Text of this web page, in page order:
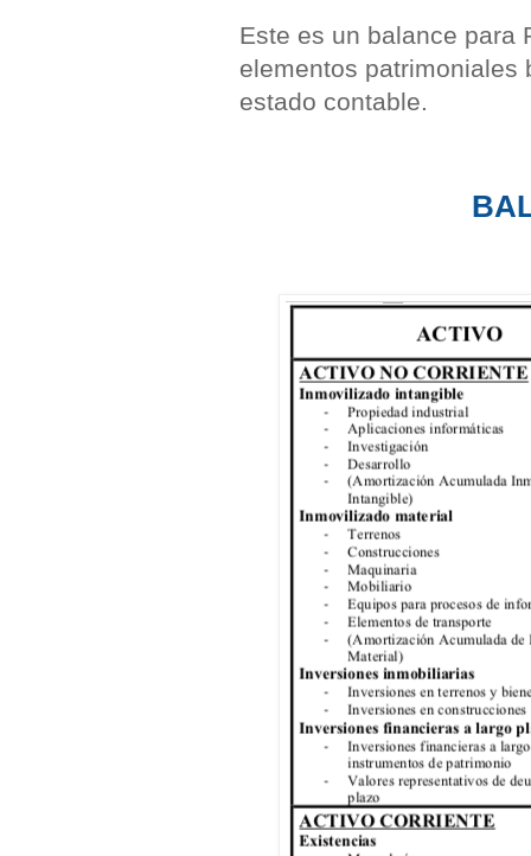
Este es un balance para
elementos patrimoniales
estado contable.